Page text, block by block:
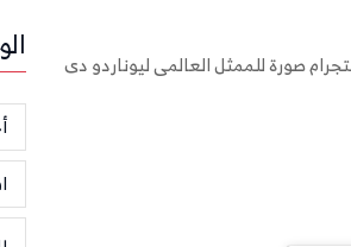
صورة للممثل العالمى ليوناردو دى